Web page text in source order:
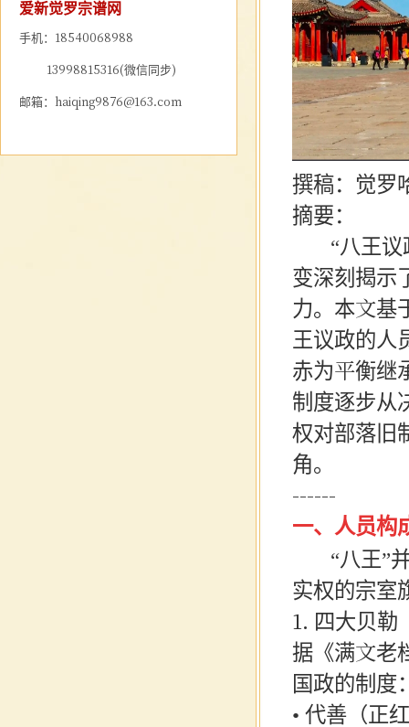
爱新觉罗宗谱网
手机：18540068988
13998815316(微信同步)
邮箱：haiqing9876@163.com
撰稿：觉罗
摘要：
“八王议政
变深刻揭示
力。本文基
王议政的人
赤为平衡继
制度逐步从
权对部落旧
角。
------
一、人员构
“八王”并
实权的宗室
1. 四大贝勒
据《满文老
国政的制度
• 代善（正